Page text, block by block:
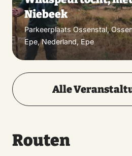
Niebeek
Parkeerplaats Ossenstal,
Epe, Nederland, Epe
Alle
Routen